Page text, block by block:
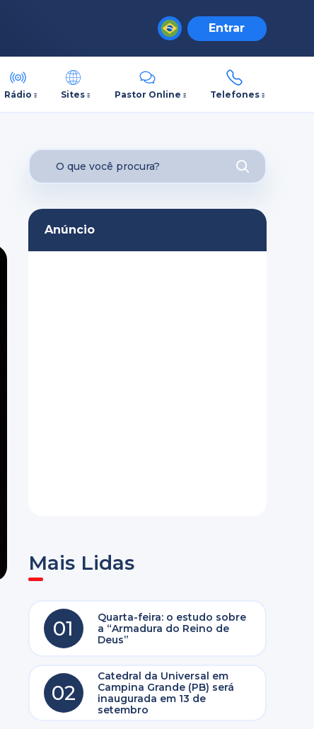
Entrar
Rádio Sites Pastor Online Telefones
Anúncio
Mais Lidas
01
Quarta-feira: o estudo sobre
a “Armadura do Reino de
Deus”
02
Catedral da Universal em
Campina Grande (PB) será
inaugurada em 13 de
setembro